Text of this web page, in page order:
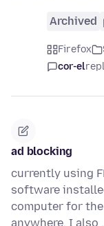
Archived
Firefox
cor-el
ad blocking
currently using
software
computer for
anywhere. I also